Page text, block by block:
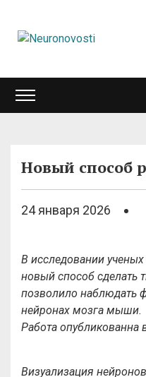
Новый способ
24 января 2026
В исследовании
новый способ сделать
позволило наблюдать
нейронах мозга мыши.
Работа опубликованна
Визуализация